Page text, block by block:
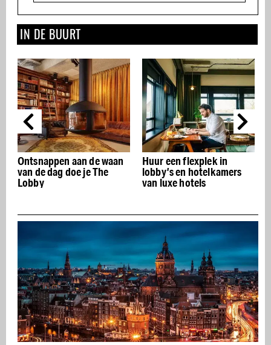
IN DE BUURT
Ontsnappen aan de waan
van de dag doe je The
Lobby
Huur een flexplek in
lobby’s en hotelkamers
van luxe hotels